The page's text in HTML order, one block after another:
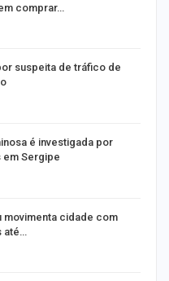
comprar…
suspeita de tráfico de
é investigada por
Sergipe
movimenta cidade com
até…